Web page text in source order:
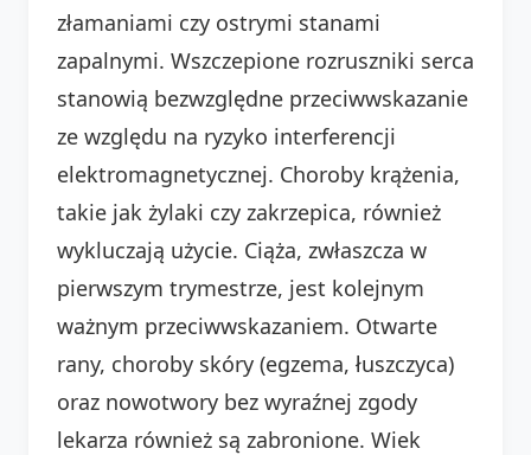
złamaniami czy ostrymi stanami
zapalnymi. Wszczepione rozruszniki serca
stanowią bezwzględne przeciwwskazanie
ze względu na ryzyko interferencji
elektromagnetycznej. Choroby krążenia,
takie jak żylaki czy zakrzepica, również
wykluczają użycie. Ciąża, zwłaszcza w
pierwszym trymestrze, jest kolejnym
ważnym przeciwwskazaniem. Otwarte
rany, choroby skóry (egzema, łuszczyca)
oraz nowotwory bez wyraźnej zgody
lekarza również są zabronione. Wiek